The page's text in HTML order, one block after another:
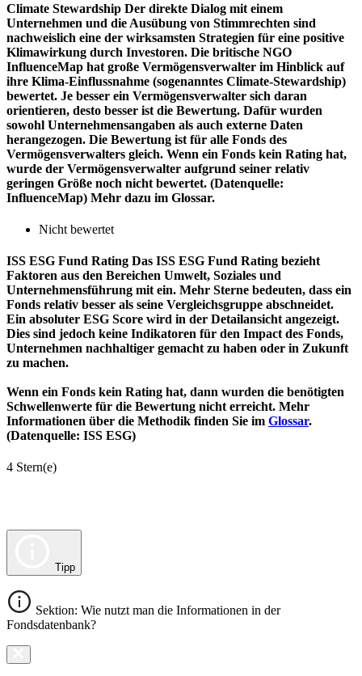
Climate Stewardship Der direkte Dialog mit einem
Unternehmen und die Ausübung von Stimmrechten sind
nachweislich eine der wirksamsten Strategien für eine positive
Klimawirkung durch Investoren. Die britische NGO
InfluenceMap hat große Vermögensverwalter im Hinblick auf
ihre Klima-Einflussnahme (sogenanntes Climate-Stewardship)
bewertet. Je besser ein Vermögensverwalter sich daran
orientieren, desto besser ist die Bewertung. Dafür wurden
sowohl Unternehmensangaben als auch externe Daten
herangezogen. Die Bewertung ist für alle Fonds des
Vermögensverwalters gleich. Wenn ein Fonds kein Rating hat,
wurde der Vermögensverwalter aufgrund seiner relativ
geringen Größe noch nicht bewertet. (Datenquelle:
InfluenceMap) Mehr dazu im Glossar.
Nicht bewertet
ISS ESG Fund Rating Das ISS ESG Fund Rating bezieht
Faktoren aus den Bereichen Umwelt, Soziales und
Unternehmensführung mit ein. Mehr Sterne bedeuten, dass ein
Fonds relativ besser als seine Vergleichsgruppe abschneidet.
Ein absoluter ESG Score wird in der Detailansicht angezeigt.
Dies sind jedoch keine Indikatoren für den Impact des Fonds,
Unternehmen nachhaltiger gemacht zu haben oder in Zukunft
zu machen.
Wenn ein Fonds kein Rating hat, dann wurden die benötigten
Schwellenwerte für die Bewertung nicht erreicht. Mehr
Informationen über die Methodik finden Sie im Glossar.
(Datenquelle: ISS ESG)
4 Stern(e)
Tipp
Sektion: Wie nutzt man die Informationen in der
Fondsdatenbank?